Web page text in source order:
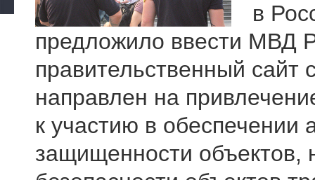
в
предложило ввести МВД
правительственный сайт
направлен на
к участию в обеспечении
защищенности объектов,